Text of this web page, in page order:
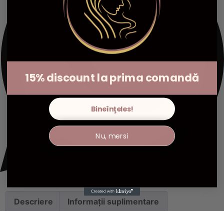
Descriere Informații suplimentare
15% discount la prima comandă
Bineînţeles!
Nu, mersi